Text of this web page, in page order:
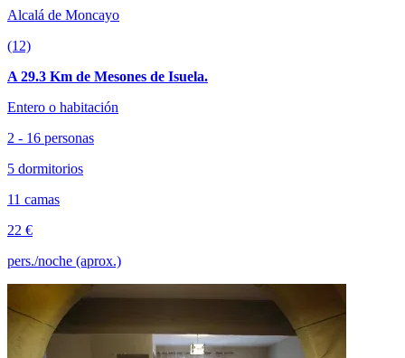
Alcalá de Moncayo
(12)
A 29.3 Km de Mesones de Isuela.
Entero o habitación
2 - 16 personas
5 dormitorios
11 camas
22 €
pers./noche (aprox.)